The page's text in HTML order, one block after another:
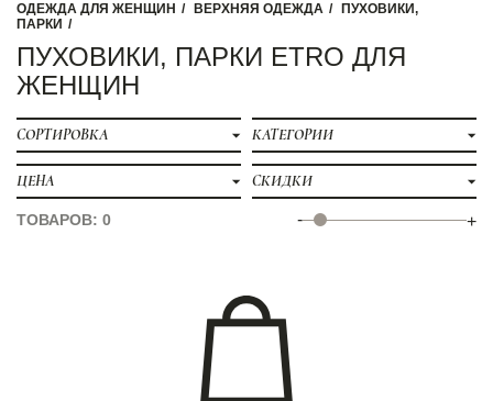
ОДЕЖДА ДЛЯ ЖЕНЩИН ВЕРХНЯЯ ОДЕЖДА
ПУХОВИКИ,
ПАРКИ
ПУХОВИКИ, ПАРКИ ETRO ДЛЯ
ЖЕНЩИН
СОРТИРОВКА КАТЕГОРИИ
ЦЕНА СКИДКИ
ТОВАРОВ: 0 - +